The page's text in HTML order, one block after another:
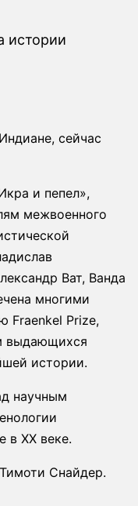
истории
сейчас
и пепел»,
межвоенного
Ват, Ванда
многими
Fraenkel Prize,
выдающихся
истории.
научным
в XX веке.
Снайдер.